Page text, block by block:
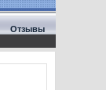
Отзывы